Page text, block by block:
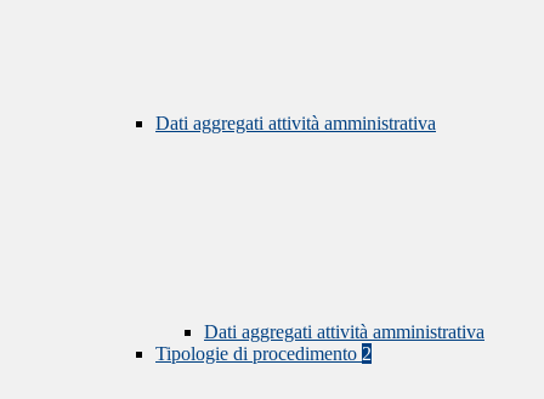
Dati aggregati attività amministrativa
Dati aggregati attività amministrativa
Tipologie di procedimento 2